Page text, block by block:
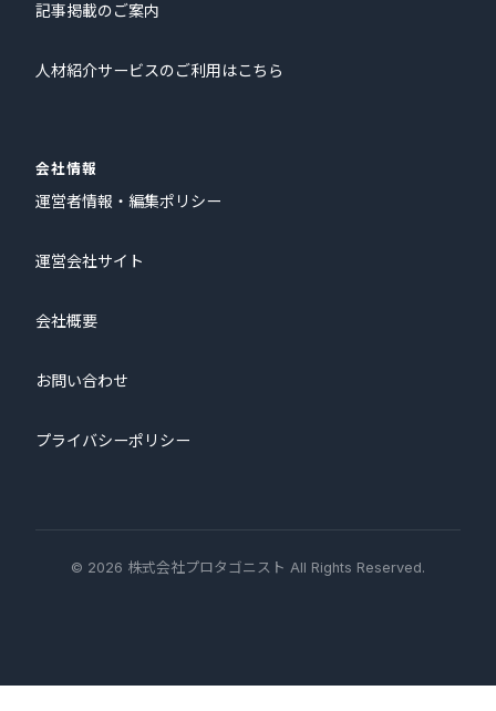
記事掲載のご案内
人材紹介サービスのご利用はこちら
会社情報
運営者情報・編集ポリシー
運営会社サイト
会社概要
お問い合わせ
プライバシーポリシー
© 2026 株式会社プロタゴニスト All Rights Reserved.